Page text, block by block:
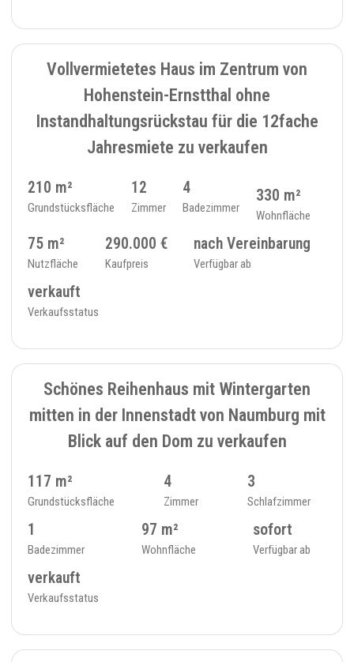
VERKAUFT
6 MEHRFAMILIENHAUS - 391
Vollvermietetes Haus im Zentrum von
Hohenstein-Ernstthal ohne
Instandhaltungsrückstau für die 12fache
Jahresmiete zu verkaufen
210 m²
Grundstücksfläche
12
Zimmer
4
Badezimmer
330 m²
Wohnfläche
75 m²
Nutzfläche
290.000 €
Kaufpreis
nach Vereinbarung
Verfügbar ab
verkauft
Verkaufsstatus
VERKAUFT
7 REIHENHAUS - 388
Schönes Reihenhaus mit Wintergarten
mitten in der Innenstadt von Naumburg mit
Blick auf den Dom zu verkaufen
117 m²
Grundstücksfläche
4
Zimmer
3
Schlafzimmer
1
Badezimmer
97 m²
Wohnfläche
sofort
Verfügbar ab
verkauft
Verkaufsstatus
4 EINFAMILIENHAUS - 384